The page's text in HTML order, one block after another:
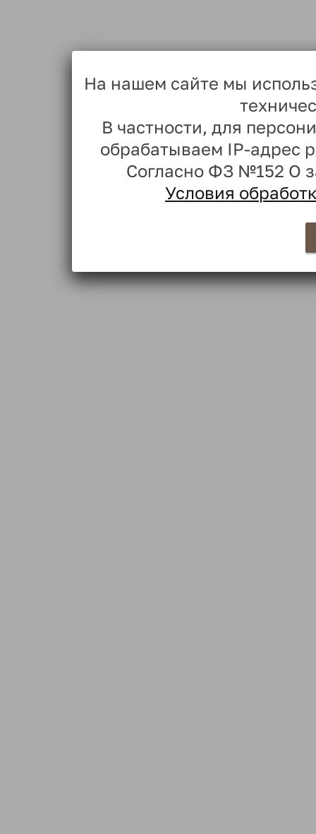
На нашем сайте мы
В частности, для
обрабатываем IP-адрес
Согласно ФЗ №152 О
Условия